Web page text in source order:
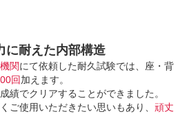
に耐えた内部構造
関にて依頼した耐久試験では、座・背
回加えます。
績でクリアすることができました。
ご使用いただきたい思いもあり、 頑丈